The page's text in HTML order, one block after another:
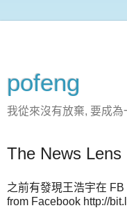
pofeng
我從來沒有放棄, 要成
The News Lens
之前有發現王浩宇在
from Facebook http://